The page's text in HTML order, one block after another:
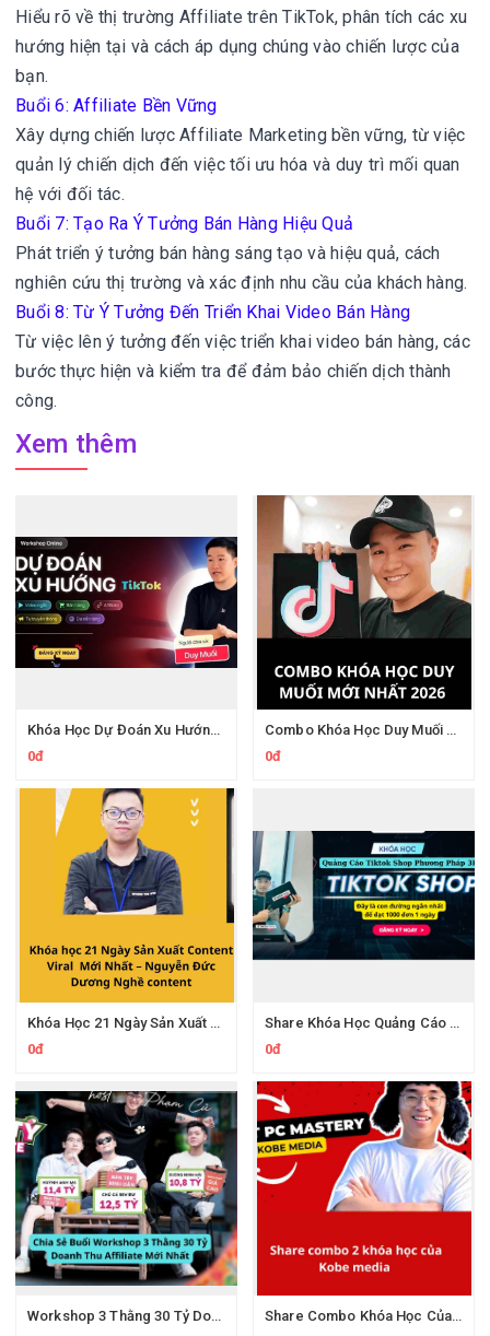
Hiểu rõ về thị trường Affiliate trên TikTok, phân tích các xu
hướng hiện tại và cách áp dụng chúng vào chiến lược của
bạn.
Buổi 6: Affiliate Bền Vững
Xây dựng chiến lược Affiliate Marketing bền vững, từ việc
quản lý chiến dịch đến việc tối ưu hóa và duy trì mối quan
hệ với đối tác.
Buổi 7: Tạo Ra Ý Tưởng Bán Hàng Hiệu Quả
Phát triển ý tưởng bán hàng sáng tạo và hiệu quả, cách
nghiên cứu thị trường và xác định nhu cầu của khách hàng.
Buổi 8: Từ Ý Tưởng Đến Triển Khai Video Bán Hàng
Từ việc lên ý tưởng đến việc triển khai video bán hàng, các
bước thực hiện và kiểm tra để đảm bảo chiến dịch thành
công.
Xem thêm
Khóa Học Dự Đoán Xu Hướng TikTok 2026 Duy Muối
0đ
Combo Khóa Học Duy Muối 2026
0đ
Khóa Học 21 Ngày Sản Xuất Content Viral Cùng Nghề Content
0đ
Share Khóa Học Quảng Cáo Tiktok Shop Phương Pháp 3R Của Phan Đức Nho
0đ
Workshop 3 Thằng 30 Tỷ Doanh Thu Affiliate Tiktok
Share Combo Khóa Học Của Kobe Media